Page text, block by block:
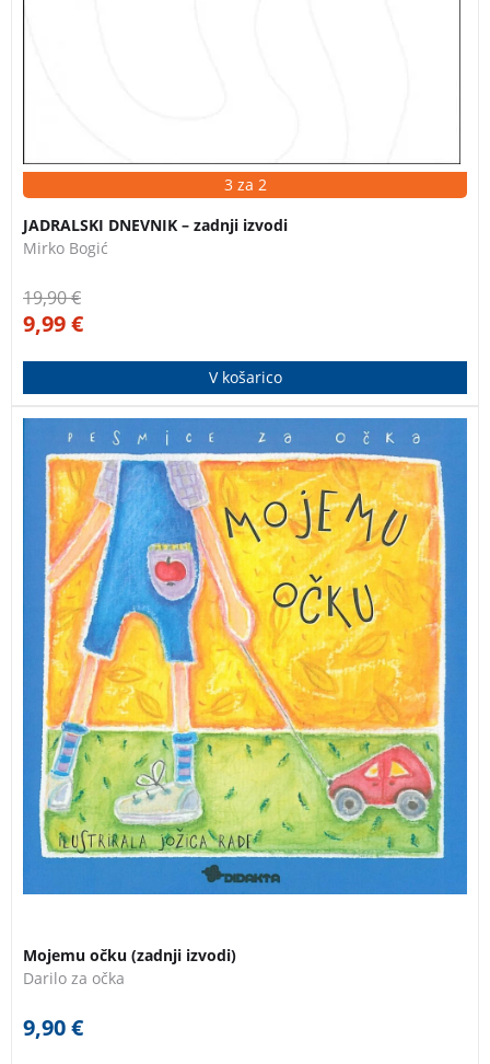
3 za 2
JADRALSKI DNEVNIK – zadnji izvodi
Mirko Bogić
19,90€
9,99€
V košarico
11 simpatičnih pesmic za očka, ki so jih napisali znani
slovenski pesniki in pesnice. Zadnji izvodi – knjiga je
lahko rahlo poškodovana!
Mojemu očku (zadnji izvodi)
Darilo za očka
9,90€